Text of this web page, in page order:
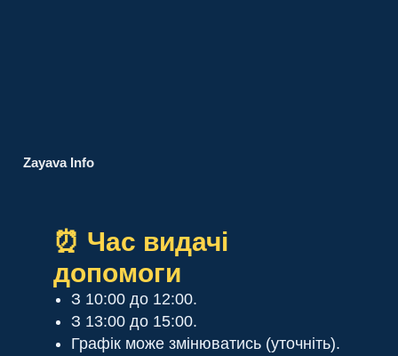
Zayava Info
⏰ Час видачі
допомоги
З 10:00 до 12:00.
З 13:00 до 15:00.
Графік може змінюватись (уточніть).